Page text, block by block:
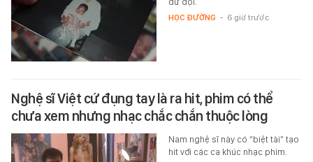
HỌC ĐƯỜNG - 6 giờ trước
Nghệ sĩ Việt cứ đụng tay là ra hit, phim có thể
chưa xem nhưng nhạc chắc chắn thuộc lòng
Nam nghệ sĩ này có “biệt tài” tạo
hit với các ca khúc nhạc phim.